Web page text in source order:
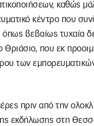
καθώς
κέντρο που
όπως βεβαίως τυχαία
Θριάσιο, που εκ
των
πριν από την
εκδήλωσης στη